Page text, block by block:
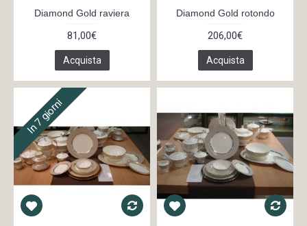
Diamond Gold raviera
81,00€
Acquista
Diamond Gold rotondo
206,00€
Acquista
In 7 giorni